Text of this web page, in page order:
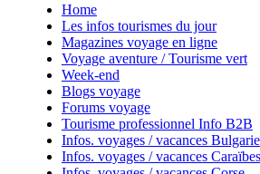
Home
Les infos tourismes du jour
Magazines voyage en ligne
Voyage aventure / Tourisme vert
Week-end
Blogs voyage
Forums voyage
Tourisme professionnel Info B2B
Infos. voyages / vacances Bulgarie
Infos. voyages / vacances Caraïbes